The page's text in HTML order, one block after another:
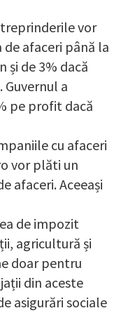
vor
afaceri până la
și de 3% dacă
a
pe profit dacă
cu afaceri
vor plăti un
afaceri. Aceeași
de impozit
agricultură și
doar pentru
din aceste
asigurări sociale